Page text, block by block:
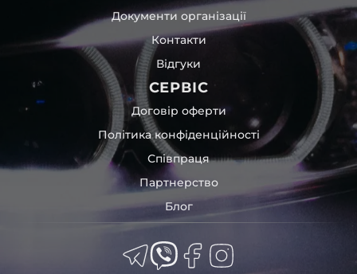
Документи організації
Контакти
Відгуки
СЕРВІС
Договір оферти
Політика конфіденційності
Співпраця
Партнерство
Блог